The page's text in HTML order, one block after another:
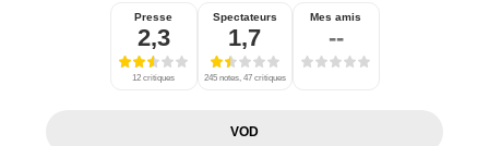
Presse
2,3
12 critiques
Spectateurs
1,7
245 notes, 47 critiques
Mes amis
--
VOD